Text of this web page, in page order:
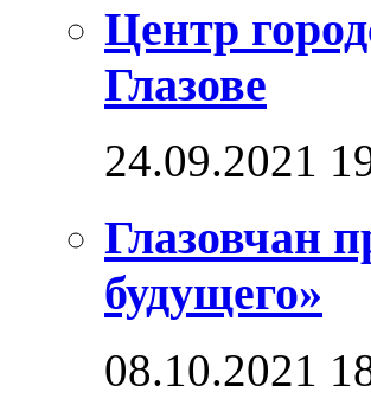
Центр
Глазове
24.09.2021
Глазовчан
будущего»
08.10.2021